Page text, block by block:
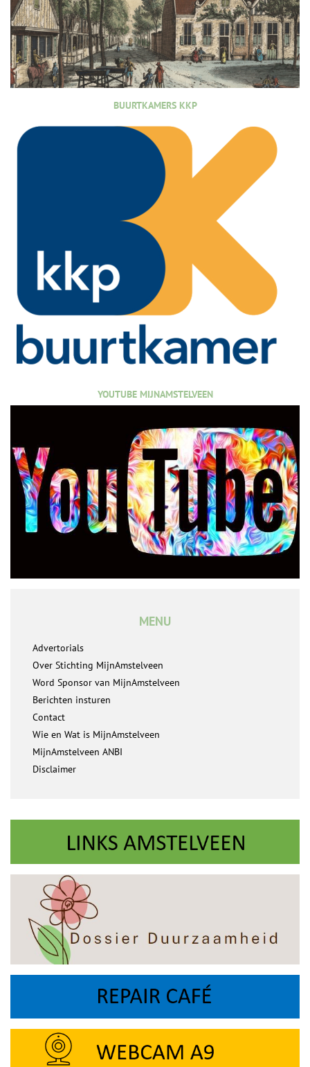
BUURTKAMERS KKP
YOUTUBE MIJNAMSTELVEEN
MENU
Advertorials
Over Stichting MijnAmstelveen
Word Sponsor van MijnAmstelveen
Berichten insturen
Contact
Wie en Wat is MijnAmstelveen
MijnAmstelveen ANBI
Disclaimer